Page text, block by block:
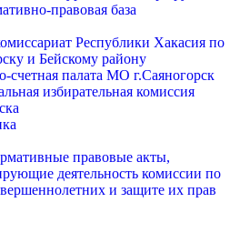
правовая база
Республики Хакасия по
и Бейскому району
счетная палата МО г.Саяногорск
избирательная комиссия
правовые акты,
деятельность комиссии по
и защите их прав